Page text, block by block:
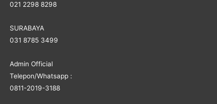
021 2298 8298
SURABAYA
031 8785 3499
Admin Official
Telepon/Whatsapp :
0811-2019-3188